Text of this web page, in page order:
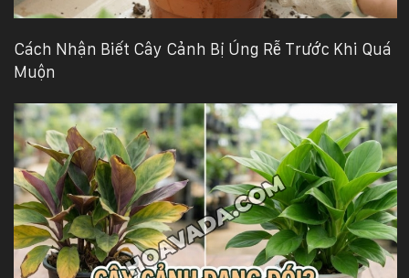
Cách Nhận Biết Cây Cảnh Bị Úng Rễ Trước Khi Quá
Muộn